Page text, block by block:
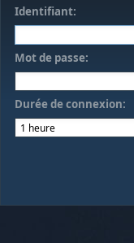
Identifiant:
Mot de passe:
Durée de connexion: